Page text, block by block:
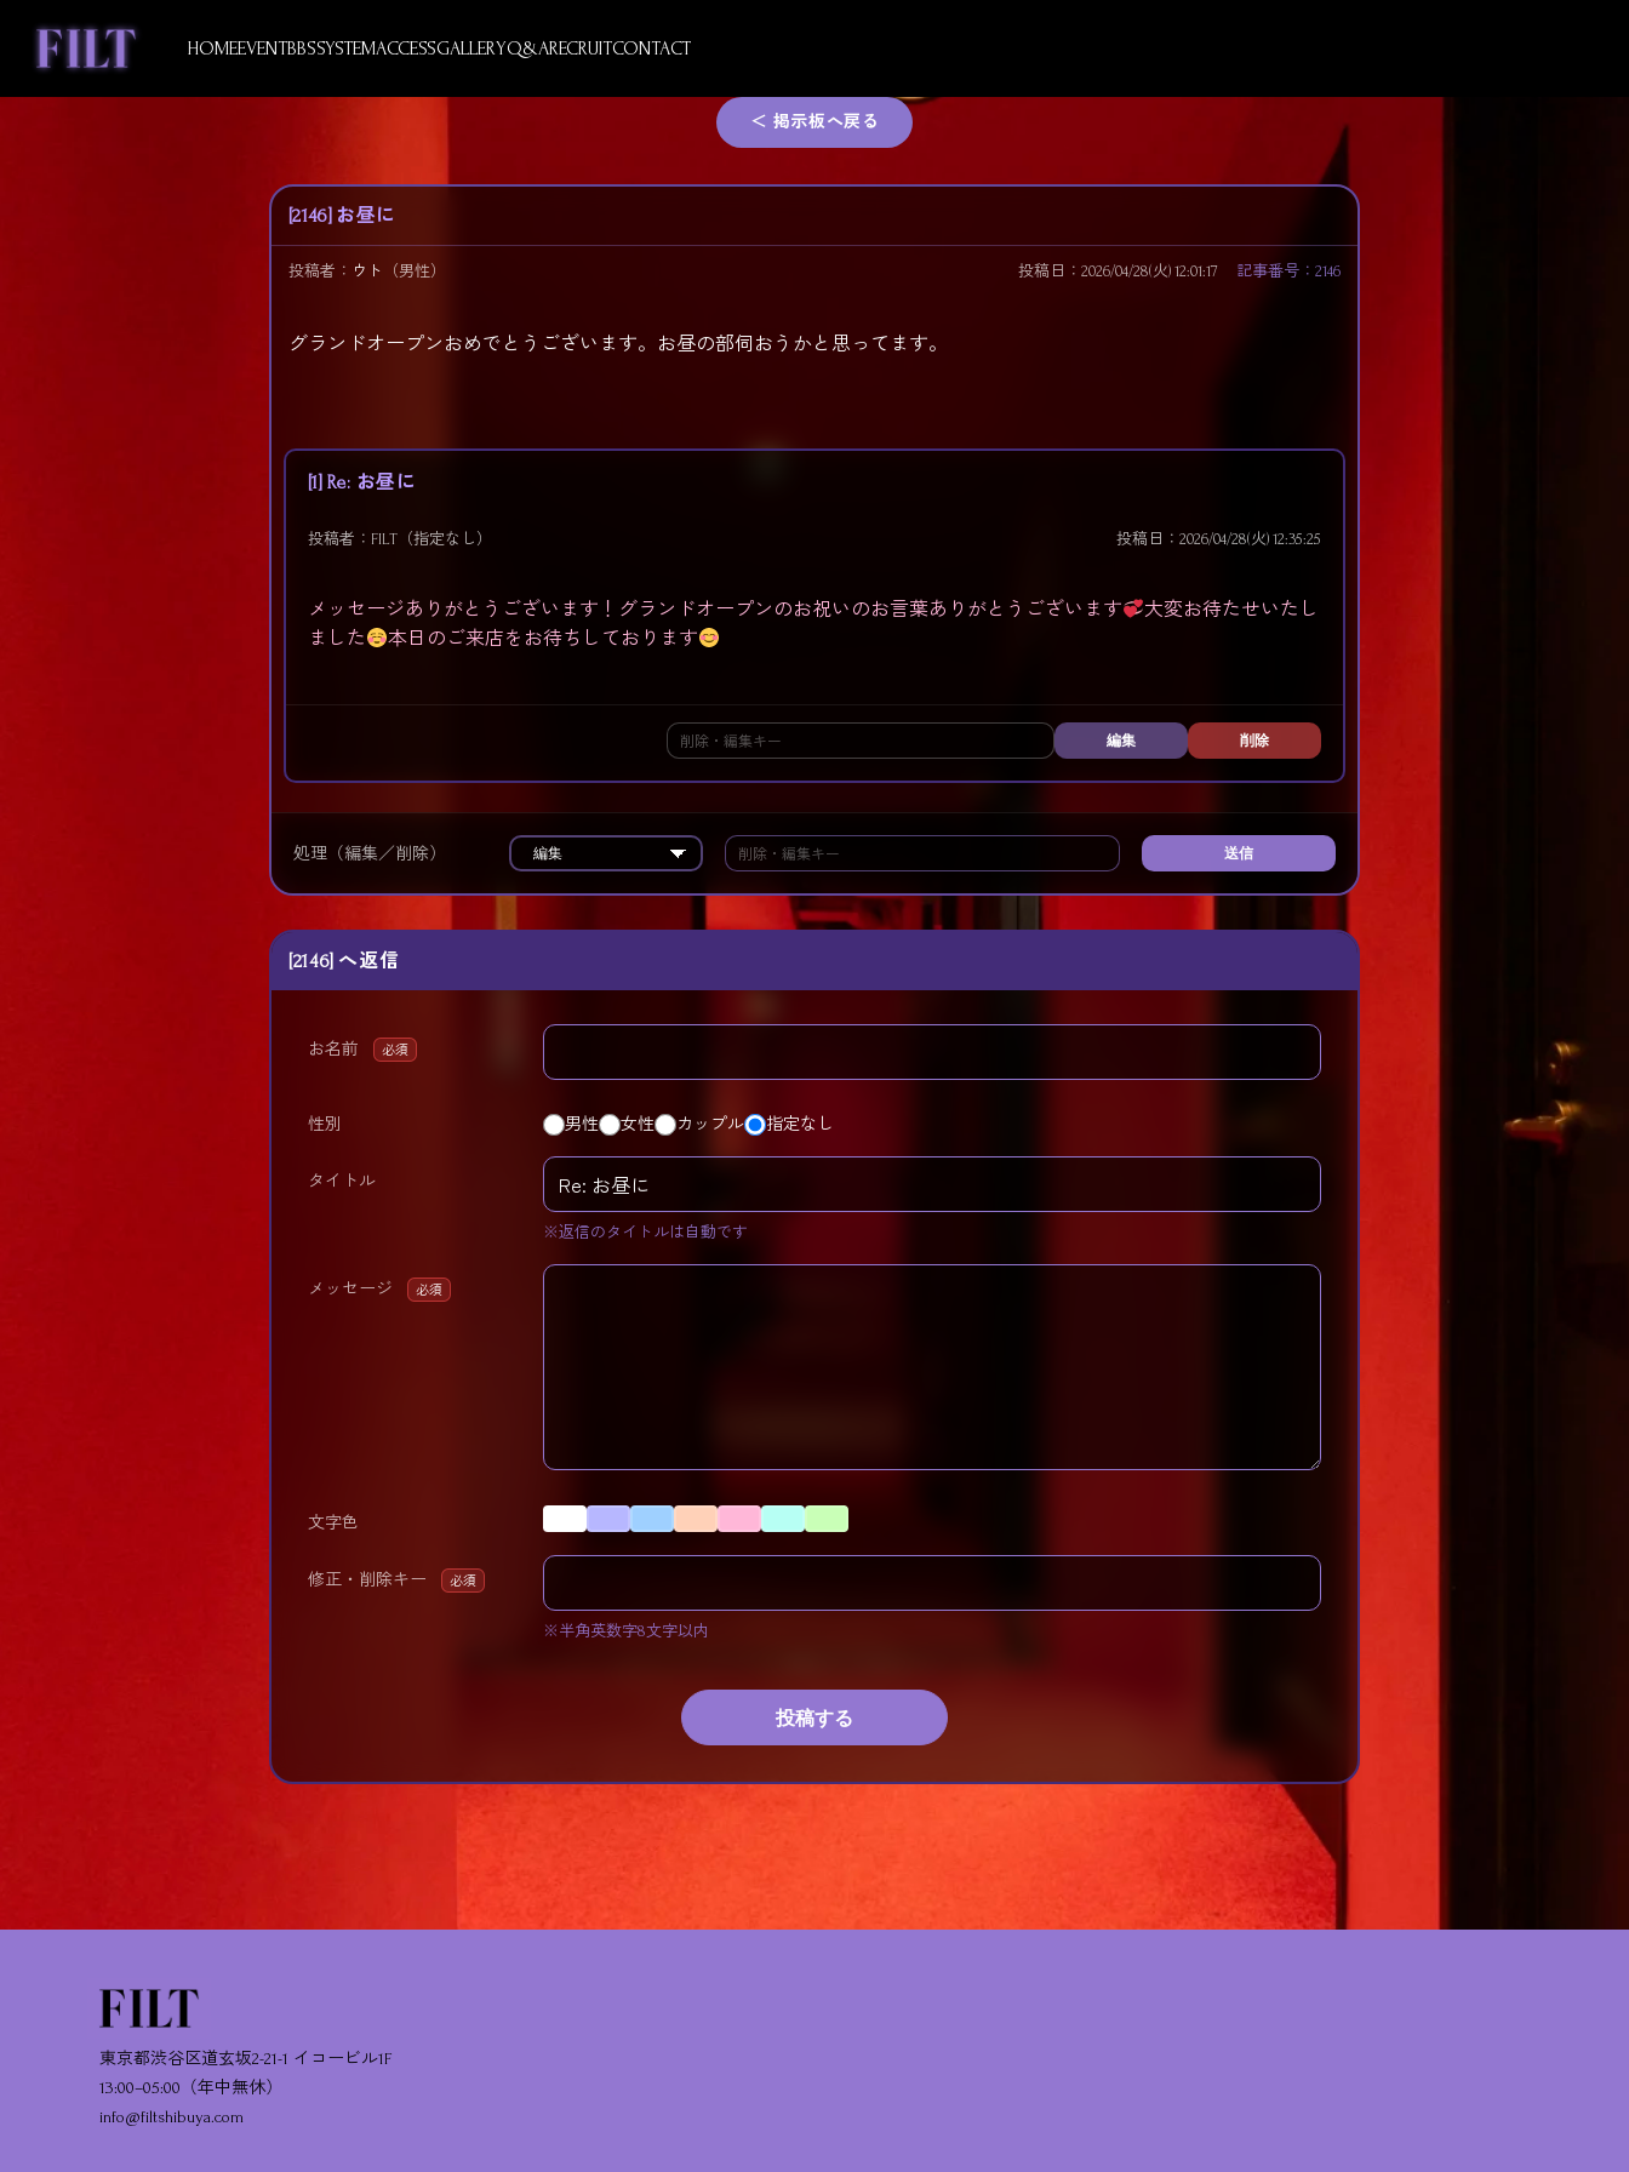
content
HOMEEVENTBBSSYSTEMACCESSGALLERYQ&ARECRUITCONTACT
＜ 掲示板へ戻る
[2146] お昼に
投稿者： ウト （男性） 投稿日：2026/04/28(火) 12:01:17 記事番号：2146
グランドオープンおめでとうございます。お昼の部伺おうかと思ってます。
[1] Re: お昼に
投稿者：FILT（指定なし） 投稿日：2026/04/28(火) 12:35:25
メッセージありがとうございます！グランドオープンのお祝いのお言葉ありがとうございます
大変お待たせいたし
ました
本日のご来店をお待ちしております
編集 削除
処理（編集／削除） 送信
[2146] へ返信
お名前 必須
性別 男性 女性 カップル 指定なし
タイトル
※返信のタイトルは自動です
メッセージ 必須
文字色
修正・削除キー 必須
※半角英数字8文字以内
投稿する
東京都渋谷区道玄坂2-21-1 イコービル1F
13:00–05:00（年中無休）
info@filtshibuya.com